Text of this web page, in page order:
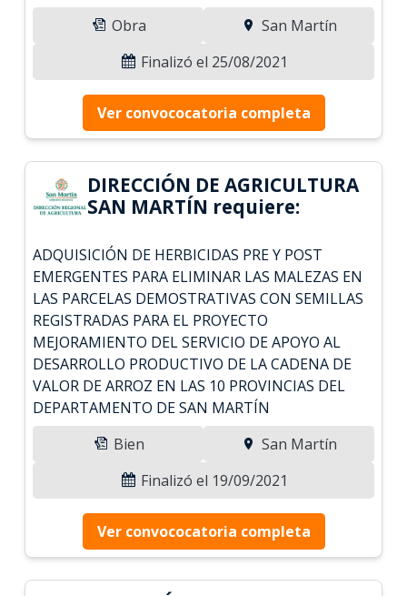
Obra
San Martín
Finalizó el 25/08/2021
Ver convococatoria completa
DIRECCIÓN DE AGRICULTURA
SAN MARTÍN requiere:
ADQUISICIÓN DE HERBICIDAS PRE Y POST
EMERGENTES PARA ELIMINAR LAS MALEZAS EN
LAS PARCELAS DEMOSTRATIVAS CON SEMILLAS
REGISTRADAS PARA EL PROYECTO
MEJORAMIENTO DEL SERVICIO DE APOYO AL
DESARROLLO PRODUCTIVO DE LA CADENA DE
VALOR DE ARROZ EN LAS 10 PROVINCIAS DEL
DEPARTAMENTO DE SAN MARTÍN
Bien
San Martín
Finalizó el 19/09/2021
Ver convococatoria completa